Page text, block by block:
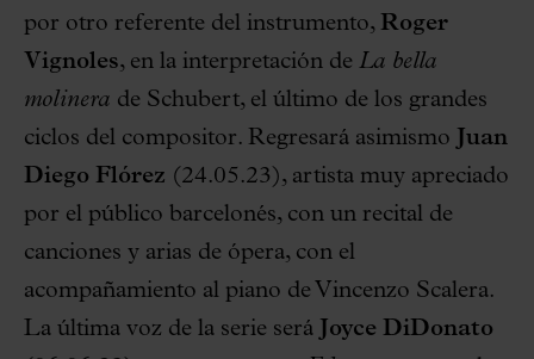
por otro referente del instrumento, Roger
Vignoles, en la interpretación de La bella
molinera de Schubert, el último de los grandes
ciclos del compositor. Regresará asimismo
Juan
Diego Flórez (24.05.23), artista muy apreciado
por el público barcelonés, con un recital de
canciones y arias de ópera, con el
acompañamiento al piano de Vincenzo Scalera.
La última voz de la serie será
Joyce DiDonato